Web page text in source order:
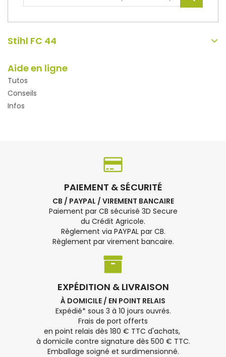
Stihl FC 44
Aide en ligne
Tutos
Conseils
Infos
PAIEMENT & SÉCURITÉ
CB / PAYPAL / VIREMENT BANCAIRE
Paiement par CB sécurisé 3D Secure
du Crédit Agricole.
Règlement via PAYPAL par CB.
Règlement par virement bancaire.
EXPÉDITION & LIVRAISON
À DOMICILE / EN POINT RELAIS
Expédié* sous 3 à 10 jours ouvrés.
Frais de port offerts
en point relais dès 180 € TTC d'achats,
à domicile contre signature dès 500 € TTC.
Emballage soigné et surdimensionné.